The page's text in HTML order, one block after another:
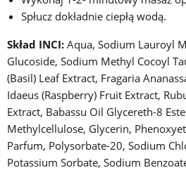
Spłucz dokładnie ciepłą wodą.
Skład INCI: Aqua, Sodium Lauroyl
Glucoside, Sodium Methyl Cocoyl
(Basil) Leaf Extract, Fragaria
Idaeus (Raspberry) Fruit Extract,
Extract, Babassu Oil Glycereth-8
Methylcellulose, Glycerin,
Parfum, Polysorbate-20, Sodium
Potassium Sorbate, Sodium